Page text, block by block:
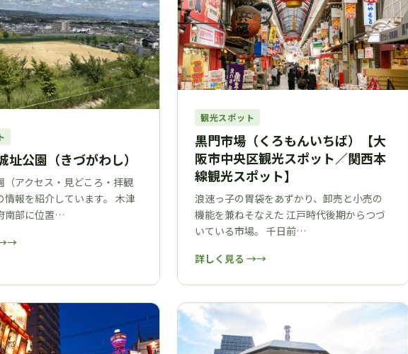
址公園（きづがわし）
（アクセス・見どころ・拝観
情報を紹介しています。 木津
南部に位置…
観光スポット
黒門市場（くろもんいちば）【大
阪市中央区観光スポット／関西本
線観光スポット】
浪速っ子の胃袋をあずかり、卸売と小売の
機能を兼ねそなえた 江戸時代後期からつづ
いている市場。 千日前…
詳しく見る →